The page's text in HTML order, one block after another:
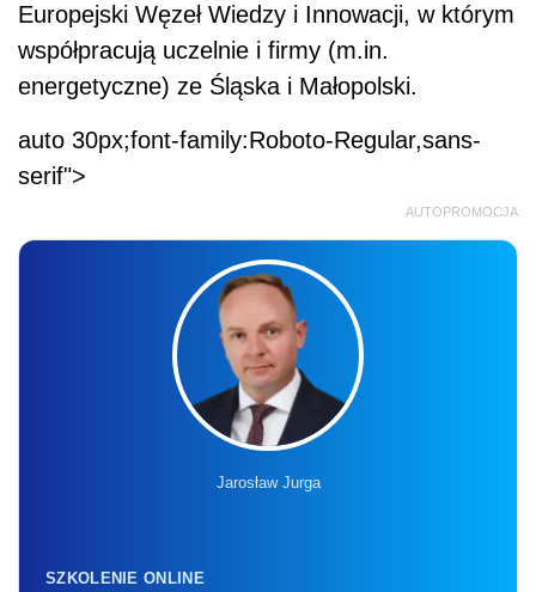
Europejski Węzeł Wiedzy i Innowacji, w którym
współpracują uczelnie i firmy (m.in.
energetyczne) ze Śląska i Małopolski.
auto 30px;font-family:Roboto-Regular,sans-
serif">
AUTOPROMOCJA
Jarosław Jurga
SZKOLENIE ONLINE